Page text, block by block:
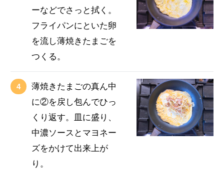
ーなどでさっと拭く。
フライパンにといた卵
を流し薄焼きたまごを
つくる。
薄焼きたまごの真ん中
に②を戻し包んでひっ
くり返す。皿に盛り、
中濃ソースとマヨネー
ズをかけて出来上が
り。